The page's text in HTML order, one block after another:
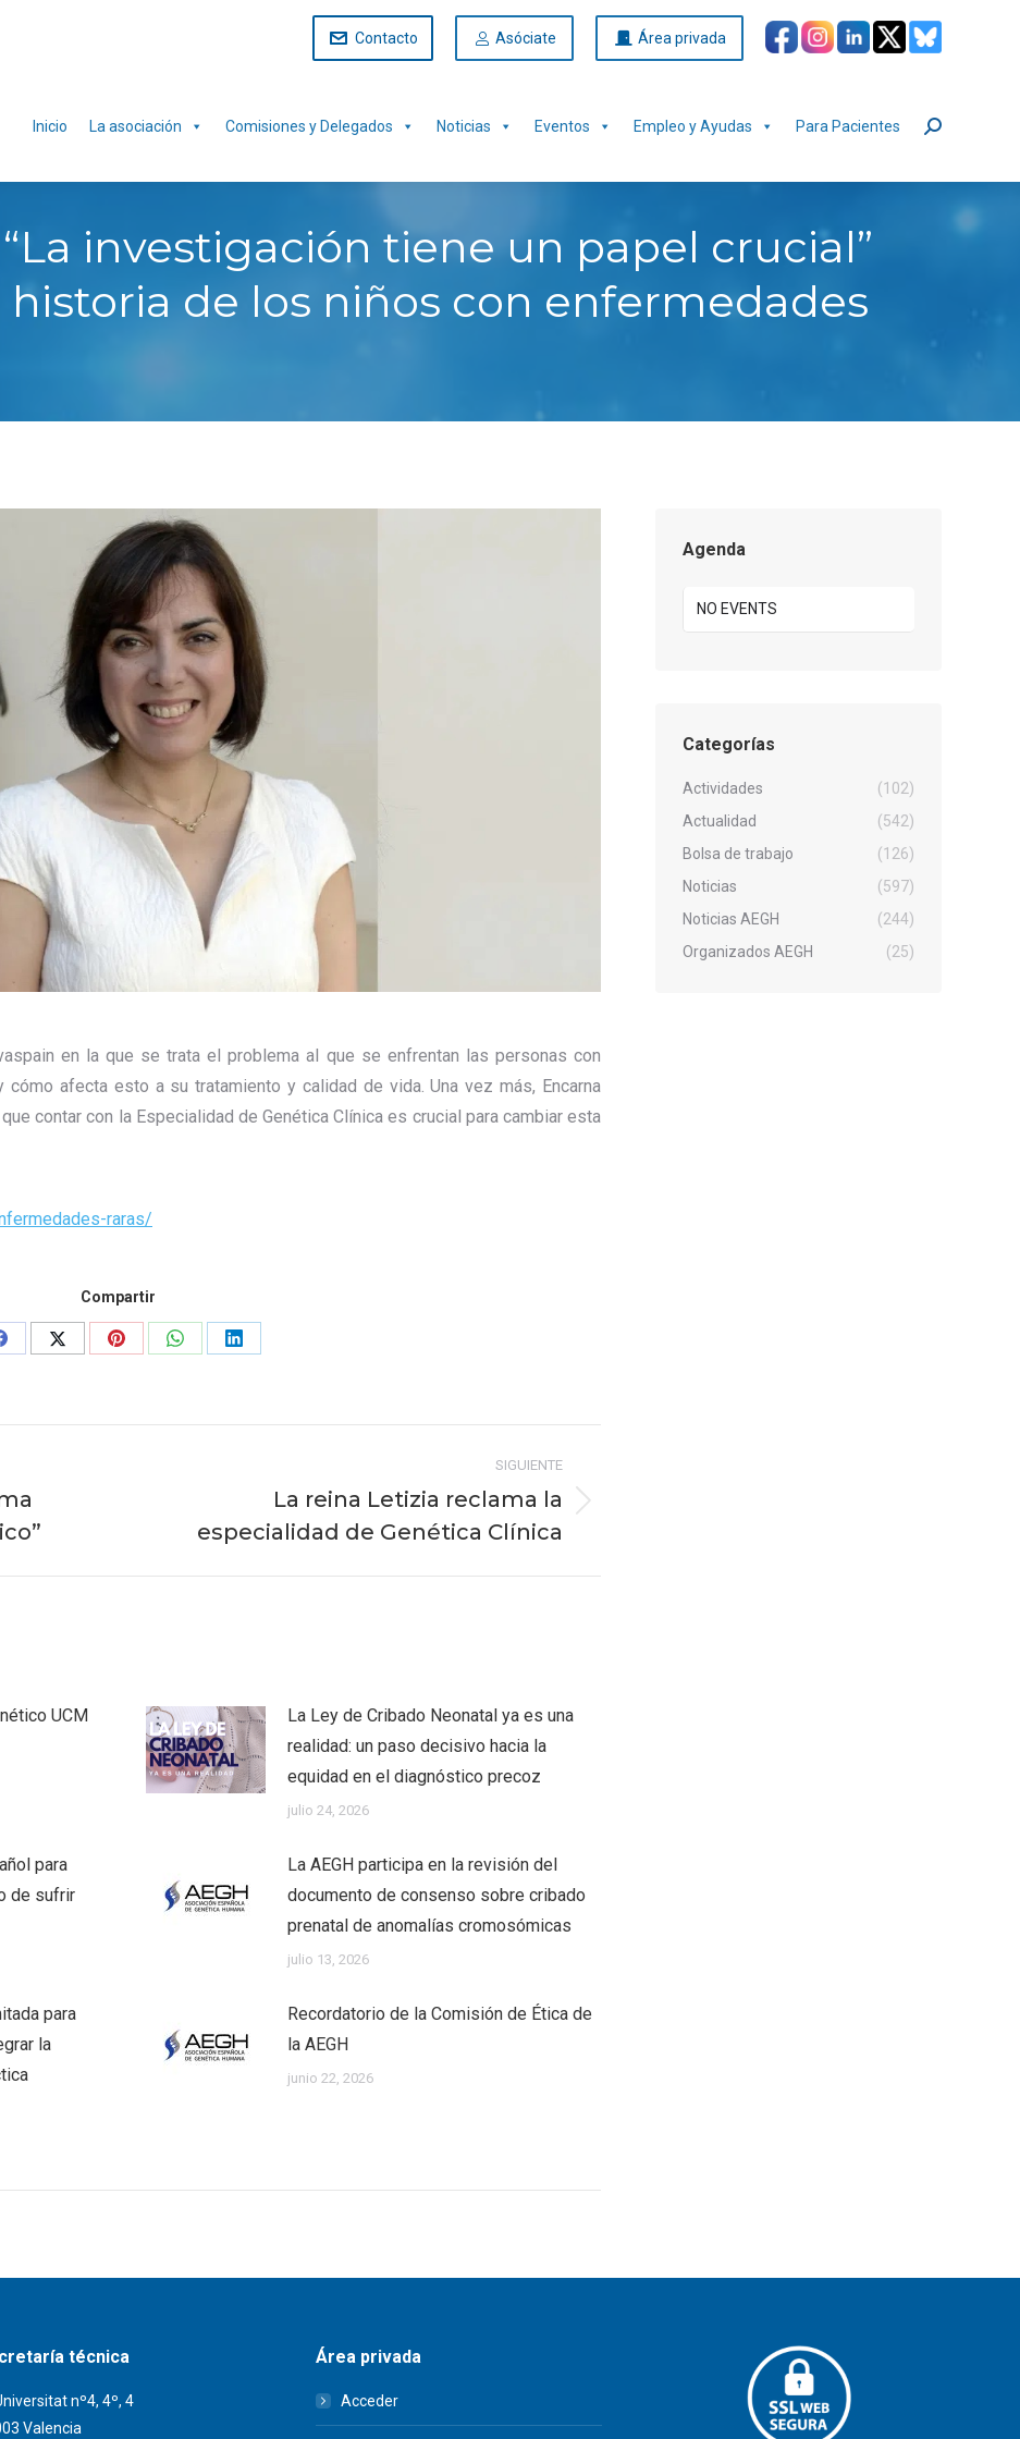
Contacto Asóciate Área privada
Inicio La asociación Comisiones y Delegados Noticias Eventos Empleo y Ayudas Para Pacientes Buscar:
investigación tiene un papel crucial”
de los niños con enfermedades
en la que se trata el problema al que se enfrentan las personas con
afecta esto a su tratamiento y calidad de vida. Una vez más, Encarna
contar con la Especialidad de Genética Clínica es crucial para cambiar esta
raras/
Compartir
Share
Share
Share
Share
SIGUIENTE
siguiente:
La reina Letizia reclama la
especialidad de Genética Clínica
UCM
La Ley de Cribado Neonatal ya es una
realidad: un paso decisivo hacia la
equidad en el diagnóstico precoz
julio 24, 2026
para
de sufrir
La AEGH participa en la revisión del
documento de consenso sobre cribado
prenatal de anomalías cromosómicas
julio 13, 2026
para
la
Recordatorio de la Comisión de Ética de
la AEGH
junio 22, 2026
Agenda
NO EVENTS
Categorías
Actividades
(102)
Actualidad
(542)
Bolsa de trabajo
(126)
Noticias
(597)
Noticias AEGH
(244)
Organizados AEGH
(25)
técnica
nº4, 4º, 4
Valencia
Área privada
Acceder